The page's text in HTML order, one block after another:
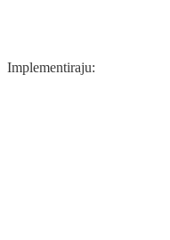
Implementiraju: